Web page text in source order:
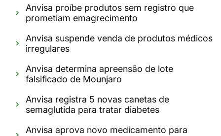
Anvisa proíbe produtos sem registro que
prometiam emagrecimento
Anvisa suspende venda de produtos médicos
irregulares
Anvisa determina apreensão de lote
falsificado de Mounjaro
Anvisa registra 5 novas canetas de
semaglutida para tratar diabetes
Anvisa aprova novo medicamento para